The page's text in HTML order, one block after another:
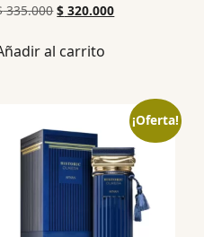
335.000 $ 320.000
al carrito
¡Oferta!